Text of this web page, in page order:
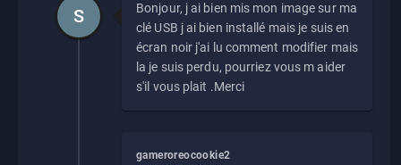
Bonjour, j ai bien mis mon image sur ma
clé USB j ai bien installé mais je suis en
écran noir j'ai lu comment modifier mais
la je suis perdu, pourriez vous m aider
s'il vous plait .Merci
S
gameroreocookie2